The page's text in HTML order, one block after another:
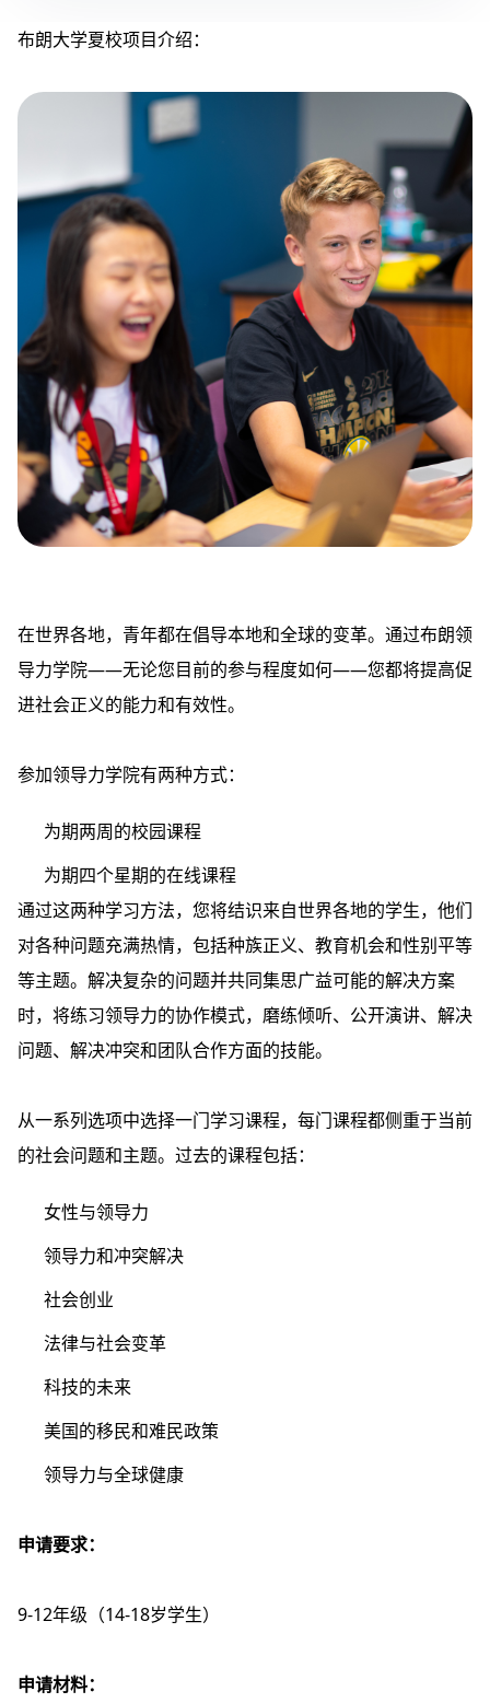
布朗大学夏校项目介绍：
在世界各地，青年都在倡导本地和全球的变革。通过布朗领
导力学院——无论您目前的参与程度如何——您都将提高促
进社会正义的能力和有效性。
参加领导力学院有两种方式：
为期两周的校园课程
为期四个星期的在线课程
通过这两种学习方法，您将结识来自世界各地的学生，他们
对各种问题充满热情，包括种族正义、教育机会和性别平等
等主题。解决复杂的问题并共同集思广益可能的解决方案
时，将练习领导力的协作模式，磨练倾听、公开演讲、解决
问题、解决冲突和团队合作方面的技能。
从一系列选项中选择一门学习课程，每门课程都侧重于当前
的社会问题和主题。过去的课程包括：
女性与领导力
领导力和冲突解决
社会创业
法律与社会变革
科技的未来
美国的移民和难民政策
领导力与全球健康
申请要求：
9-12年级（14-18岁学生）
申请材料：